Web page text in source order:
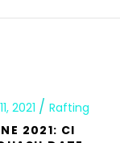
2021
Rafting
2021: CI